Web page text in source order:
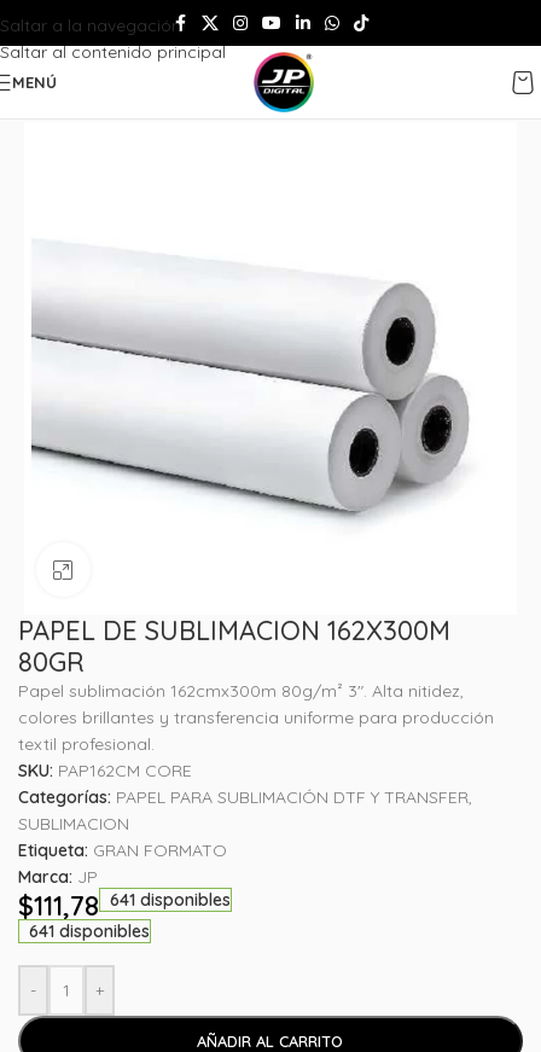
Saltar a la navegación
Saltar al contenido principal
MENÚ
PAPEL DE SUBLIMACION 162X300M
80GR
Papel sublimación 162cmx300m 80g/m² 3″. Alta nitidez,
colores brillantes y transferencia uniforme para producción
textil profesional.
SKU: PAP162CM CORE
Categorías: PAPEL PARA SUBLIMACIÓN DTF Y TRANSFER,
SUBLIMACION
Etiqueta: GRAN FORMATO
Marca: JP
$111,78 641 disponibles
641 disponibles
- +
AÑADIR AL CARRITO